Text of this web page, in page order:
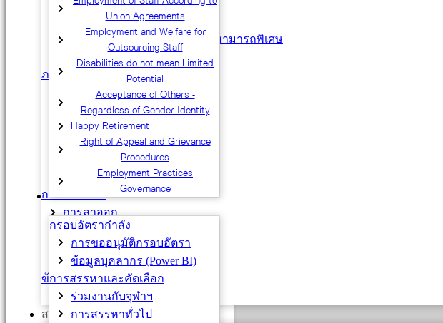
พนักงาน Competitive Track
ลูกจ้างชั่วคราวชาวต่างประเทศ
ลูกจ้างชั่วคราวผู้มีความรู้ความสามารถพิเศษ
โครงการจ้างนิสิต
ภาระงาน
Assignment Sheet (AS)
ภาระงานสายวิชาการ
ภาระงานสายปฏิบัติการ
การปฏิบัติงานบริษัทร่วมทุน
การปฏิบัติงานภายนอก
การยืมตัวบุคลากร
การพ้นสภาพ
การลาออก
ด้วยเหตุอื่น
วินัย
Early Retirement
ข้าราชการ
การโอนย้าย
สวัสดิการและสิทธิประโยชน์
Union Agreements
Employment and Welfare for
Outsourcing Staff
Disabilities do not mean Limited
Potential
Acceptance of Others -
Regardless of Gender Identity
Happy Retirement
Right of Appeal and Grievance
Procedures
Employment Practices
Governance
การสรรหาและบรรจุ
กรอบอัตรากำลัง
การขออนุมัติกรอบอัตรา
ข้อมูลบุคลากร (Power BI)
การสรรหาและคัดเลือก
ร่วมงานกับจุฬาฯ
การสรรหาทั่วไป